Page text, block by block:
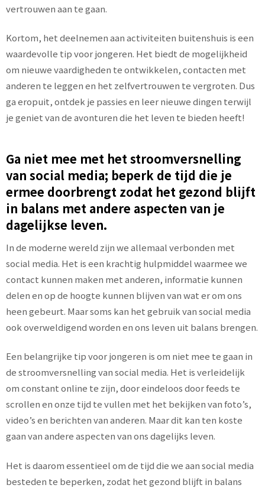
vertrouwen aan te gaan.
Kortom, het deelnemen aan activiteiten buitenshuis is een
waardevolle tip voor jongeren. Het biedt de mogelijkheid
om nieuwe vaardigheden te ontwikkelen, contacten met
anderen te leggen en het zelfvertrouwen te vergroten. Dus
ga eropuit, ontdek je passies en leer nieuwe dingen terwijl
je geniet van de avonturen die het leven te bieden heeft!
Ga niet mee met het stroomversnelling
van social media; beperk de tijd die je
ermee doorbrengt zodat het gezond blijft
in balans met andere aspecten van je
dagelijkse leven.
In de moderne wereld zijn we allemaal verbonden met
social media. Het is een krachtig hulpmiddel waarmee we
contact kunnen maken met anderen, informatie kunnen
delen en op de hoogte kunnen blijven van wat er om ons
heen gebeurt. Maar soms kan het gebruik van social media
ook overweldigend worden en ons leven uit balans brengen.
Een belangrijke tip voor jongeren is om niet mee te gaan in
de stroomversnelling van social media. Het is verleidelijk
om constant online te zijn, door eindeloos door feeds te
scrollen en onze tijd te vullen met het bekijken van foto’s,
video’s en berichten van anderen. Maar dit kan ten koste
gaan van andere aspecten van ons dagelijks leven.
Het is daarom essentieel om de tijd die we aan social media
besteden te beperken, zodat het gezond blijft in balans